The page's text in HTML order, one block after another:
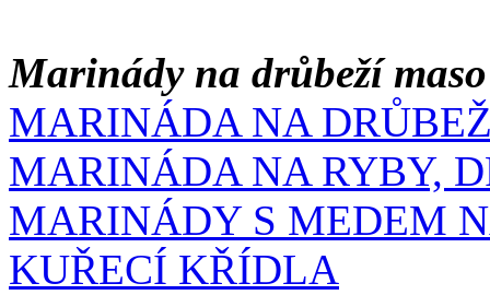
Marinády na drůbeží maso
MARINÁDA NA
MARINÁDA NA RYBY,
MARINÁDY S MEDEM
KUŘECÍ KŘÍDLA